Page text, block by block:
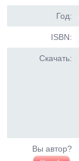
Год:
ISBN:
Скачать:
Вы автор?